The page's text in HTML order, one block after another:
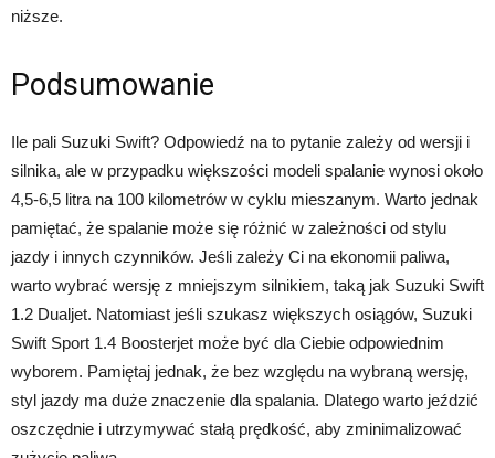
niższe.
Podsumowanie
Ile pali Suzuki Swift? Odpowiedź na to pytanie zależy od wersji i
silnika, ale w przypadku większości modeli spalanie wynosi około
4,5-6,5 litra na 100 kilometrów w cyklu mieszanym. Warto jednak
pamiętać, że spalanie może się różnić w zależności od stylu
jazdy i innych czynników. Jeśli zależy Ci na ekonomii paliwa,
warto wybrać wersję z mniejszym silnikiem, taką jak Suzuki Swift
1.2 Dualjet. Natomiast jeśli szukasz większych osiągów, Suzuki
Swift Sport 1.4 Boosterjet może być dla Ciebie odpowiednim
wyborem. Pamiętaj jednak, że bez względu na wybraną wersję,
styl jazdy ma duże znaczenie dla spalania. Dlatego warto jeździć
oszczędnie i utrzymywać stałą prędkość, aby zminimalizować